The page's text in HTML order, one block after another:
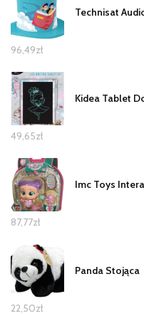
Technisat
96,49zł
Kidea Tablet
49,65zł
Imc Toys
87,77zł
Panda Stojąca
22,50zł